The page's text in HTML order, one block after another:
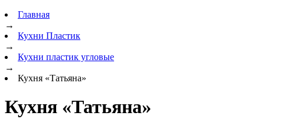
Главная
→
Кухни Пластик
→
Кухни пластик угловые
→
Кухня «Татьяна»
Кухня «Татьяна»